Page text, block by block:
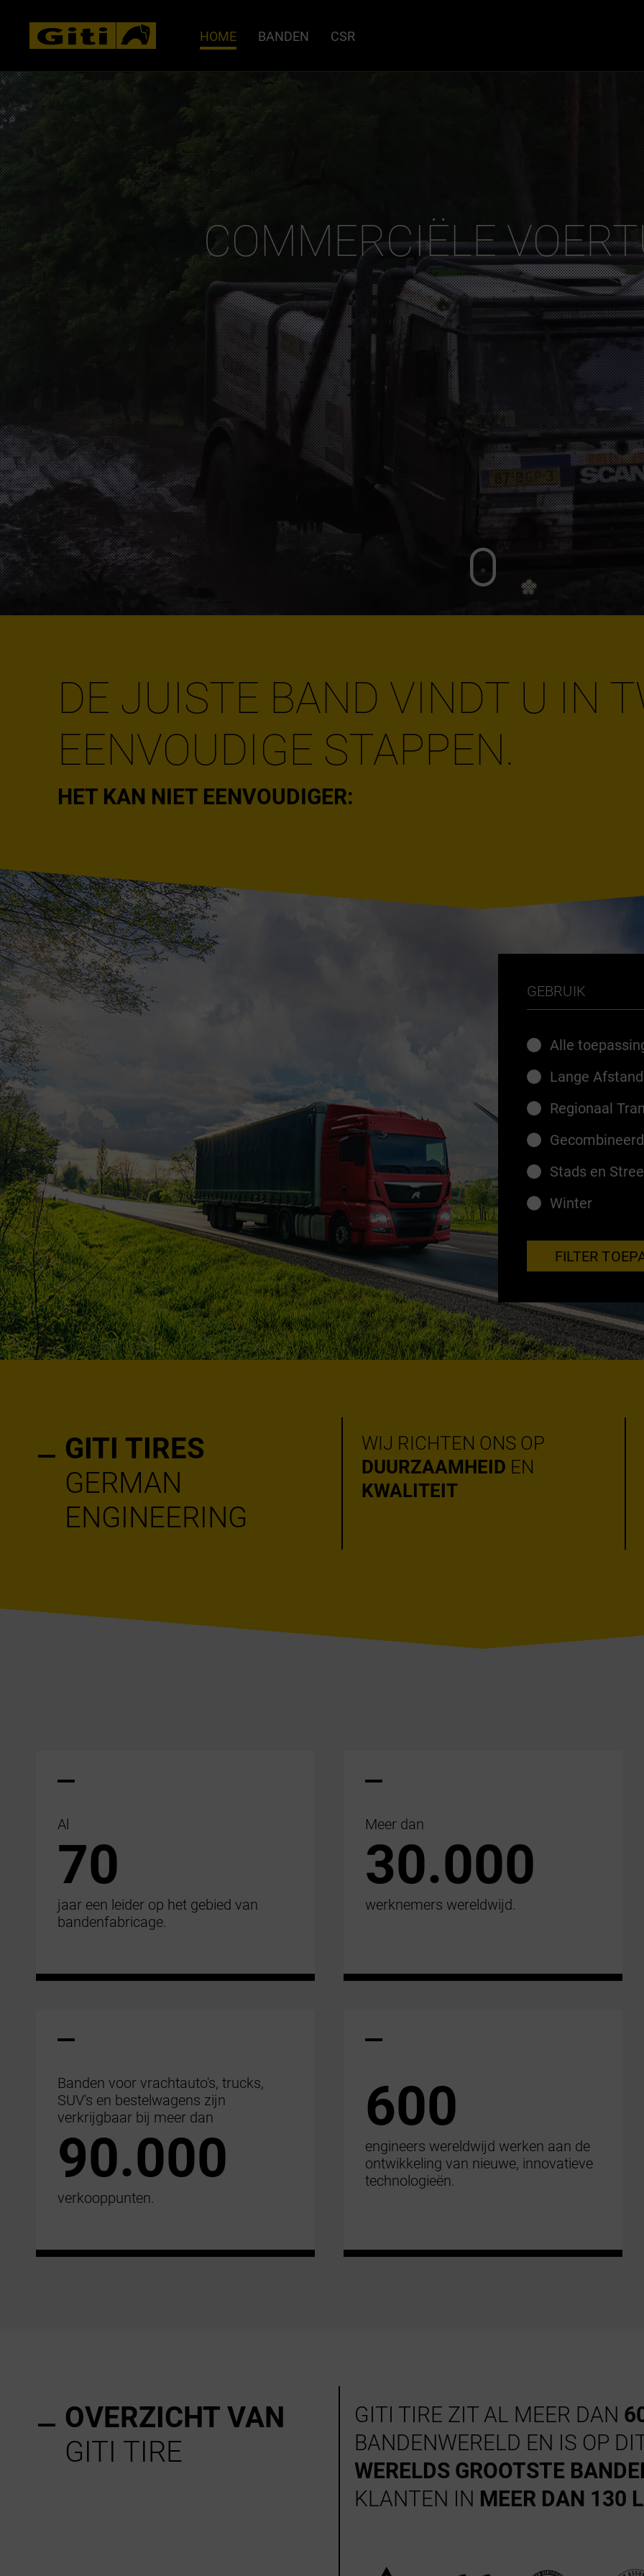
HOME BANDEN CSR
COMMERCIËLE
DE JUISTE BAND VINDT U IN
EENVOUDIGE STAPPEN.
HET KAN NIET EENVOUDIGER:
GEBRUIK
Alle
Lange
Regionaal
Stads en
Winter
FILTER
GITI TIRES
GERMAN
ENGINEERING
WIJ RICHTEN ONS OP
DUURZAAMHEID EN
KWALITEIT
Al
70
jaar een leider op het gebied van
bandenfabricage.
Meer dan
30.000
werknemers wereldwijd.
Banden voor vrachtauto's, trucks,
SUV's en bestelwagens zijn
verkrijgbaar bij meer dan
90.000
verkooppunten.
600
engineers wereldwijd werken aan de
ontwikkeling van nieuwe, innovatieve
technologieën.
OVERZICHT VAN
GITI TIRE
GITI TIRE ZIT AL MEER DAN
BANDENWERELD EN IS OP
WERELDS GROOTSTE
KLANTEN IN MEER DAN 130